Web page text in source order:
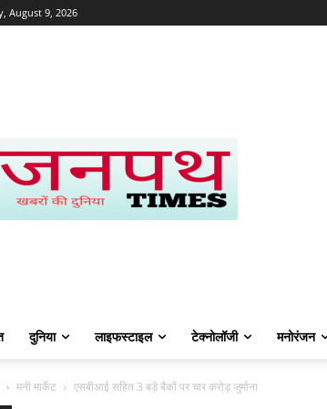
August 9, 2026
दुनिया लाइफस्टाइल टेक्नोलॉजी मनोरंजन
मनी मार्केट एसबीआई सहित 3 बड़े बैंकों पर चार करोड़ जुर्माना